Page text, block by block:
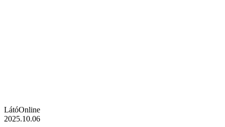
LátóOnline
2025.10.06